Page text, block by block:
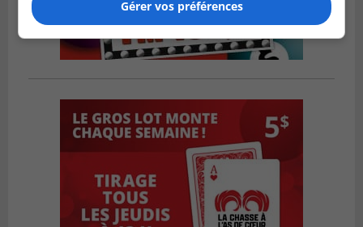
Gérer vos préférences